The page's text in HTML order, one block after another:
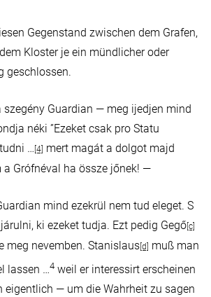
Gegenstand zwischen dem Grafen,
Kloster je ein mündlicher oder
geschlossen.
szegény Guardian — meg ijedjen mind
néki ”Ezeket csak pro Statu
… [4] mert magát a dolgot majd
a Grófnéval ha össze jőnek! —
mind ezekrül nem tud eleget. S
ki ezeket tudja. Ezt pedig Gegő [c]
meg nevemben. Stanislaus [d]
muß man
lassen …4 weil er interessirt erscheinen
eigentlich — um die Wahrheit zu sagen